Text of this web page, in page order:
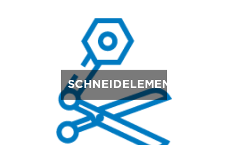
SCHNEIDELEMENTE